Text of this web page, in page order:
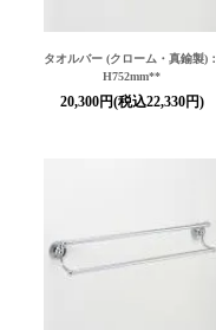
タオルバー (クローム・真鍮製)：
H752mm**
20,300円(税込22,330円)